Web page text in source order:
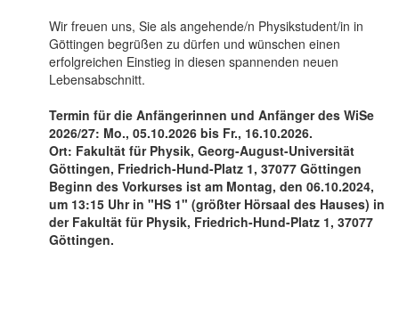
Wir freuen uns, Sie als angehende/n Physikstudent/in in
Göttingen begrüßen zu dürfen und wünschen einen
erfolgreichen Einstieg in diesen spannenden neuen
Lebensabschnitt.
Termin für die Anfängerinnen und Anfänger des WiSe
2026/27: Mo., 05.10.2026 bis Fr., 16.10.2026.
Ort: Fakultät für Physik, Georg-August-Universität
Göttingen, Friedrich-Hund-Platz 1, 37077 Göttingen
Beginn des Vorkurses ist am Montag, den 06.10.2024,
um 13:15 Uhr in "HS 1" (größter Hörsaal des Hauses) in
der Fakultät für Physik, Friedrich-Hund-Platz 1, 37077
Göttingen.